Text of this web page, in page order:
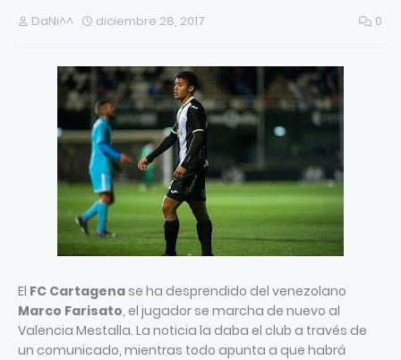
DaNi^^ diciembre 28, 2017 0
El FC Cartagena se ha desprendido del venezolano
Marco Farisato, el jugador se marcha de nuevo al
Valencia Mestalla. La noticia la daba el club a través de
un comunicado, mientras todo apunta a que habrá